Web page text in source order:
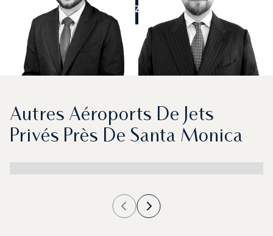
APPELEZ-NOUS
Autres Aéroports De Jets
Privés Près De Santa Monica